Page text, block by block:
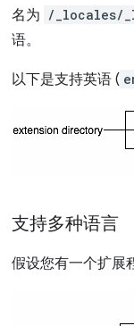
名为 /_locales/
语。
以下是支持英语 (
支持多种语言
假设您有一个扩展